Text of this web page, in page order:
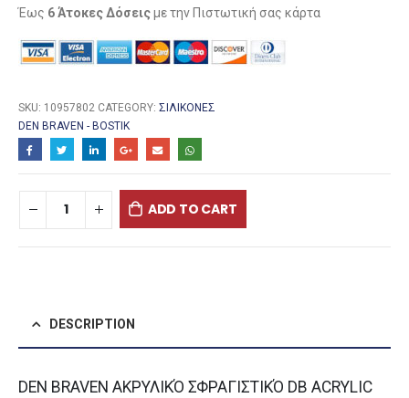
Έως 6 Άτοκες Δόσειςμε την Πιστωτική σας κάρτα
SKU: 10957802 CATEGORY: ΣΙΛΙΚΌΝΕΣ
DEN BRAVEN - BOSTIK
ADD TO CART
DESCRIPTION
DEN BRAVEN ΑΚΡΥΛΙΚΌ ΣΦΡΑΓΙΣΤΙΚΌ DB ACRYLIC